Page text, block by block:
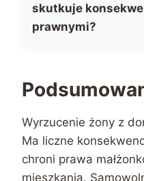
skutkuje
prawnymi?
Wyrzucenie żony z
Ma liczne
chroni prawa
mieszkania.